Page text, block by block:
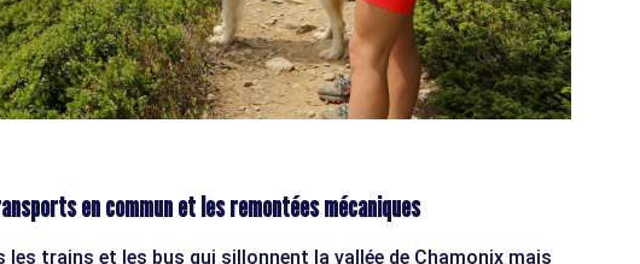
en commun et les remontées mécaniques
trains et les bus qui sillonnent la vallée de Chamonix mais